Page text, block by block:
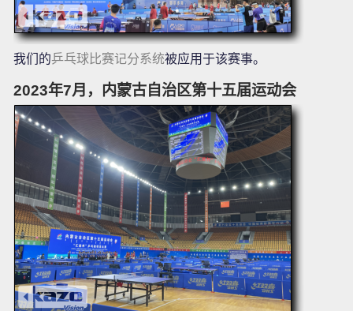
我们的乒乓球比赛记分系统被应用于该赛事。
2023年7月，内蒙古自治区第十五届运动会